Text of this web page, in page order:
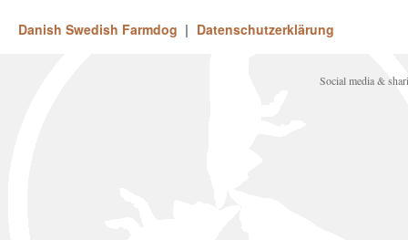
Danish Swedish Farmdog Datenschutzerklärung
Social media &